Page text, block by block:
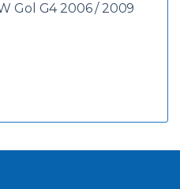
Gol G4 2006 / 2009